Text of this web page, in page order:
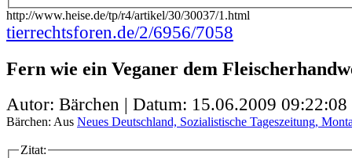
http://www.heise.de/tp/r4/artikel/30/30037/1.html
tierrechtsforen.de/2/6956/7058
Fern wie ein Veganer dem
Autor: Bärchen | Datum: 15.06.2009 09:22:08
Bärchen: Aus Neues Deutschland, Sozialistische Tageszeitung,
Zitat: